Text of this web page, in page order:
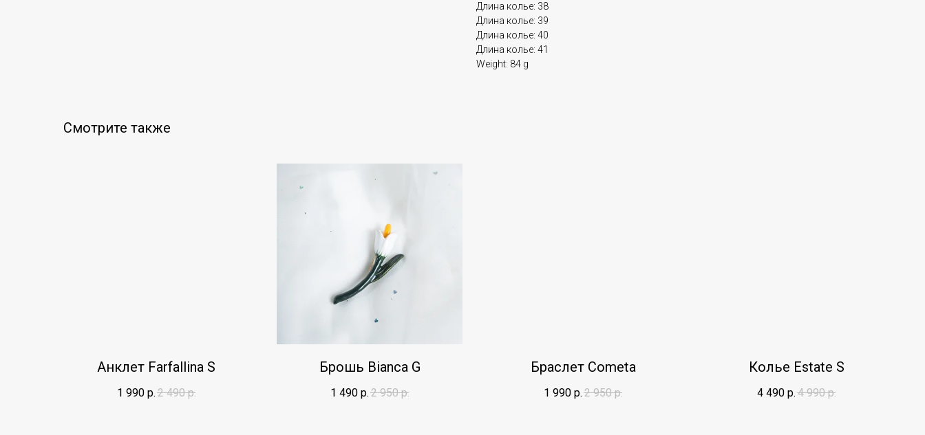
Длина колье: 38
Длина колье: 39
Длина колье: 40
Длина колье: 41
Weight: 84 g
Смотрите также
Анклет Farfallina S
1 990 р.2 490 р.
Брошь Bianca G
1 490 р.2 950 р.
Браслет Cometa
1 990 р.2 950 р.
Колье Estate S
4 490 р.4 990 р.